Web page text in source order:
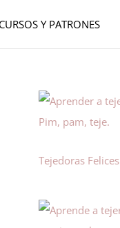
CURSOS Y PATRONES
Tejedoras Felices